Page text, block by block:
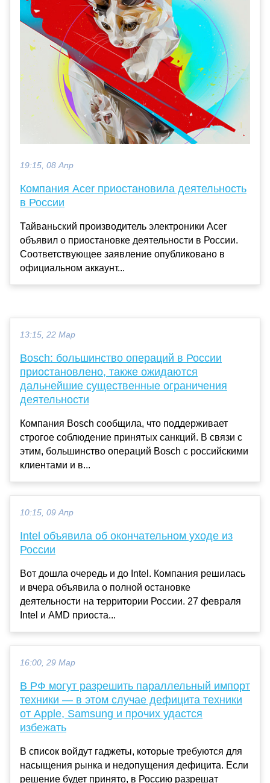
19:15, 08 Апр
Компания Acer приостановила деятельность
в России
Тайваньский производитель электроники Acer
объявил о приостановке деятельности в России.
Соответствующее заявление опубликовано в
официальном аккаунт...
13:15, 22 Мар
Bosch: большинство операций в России
приостановлено, также ожидаются
дальнейшие существенные ограничения
деятельности
Компания Bosch сообщила, что поддерживает
строгое соблюдение принятых санкций. В связи с
этим, большинство операций Bosch с российскими
клиентами и в...
10:15, 09 Апр
Intel объявила об окончательном уходе из
России
Вот дошла очередь и до Intel. Компания решилась
и вчера объявила о полной остановке
деятельности на территории России. 27 февраля
Intel и AMD приоста...
16:00, 29 Мар
В РФ могут разрешить параллельный импорт
техники — в этом случае дефицита техники
от Apple, Samsung и прочих удастся
избежать
В список войдут гаджеты, которые требуются для
насыщения рынка и недопущения дефицита. Если
решение будет принято, в Россию разрешат